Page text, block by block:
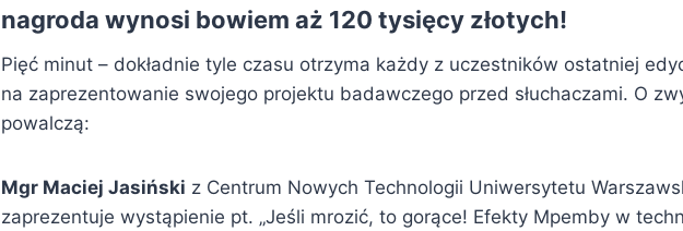
nagroda wynosi bowiem aż 120 tysięcy złotych!
Pięć minut – dokładnie tyle czasu otrzyma każdy z uczestników ostatniej
na zaprezentowanie swojego projektu badawczego przed słuchaczami. O
powalczą:
Mgr Maciej Jasiński z Centrum Nowych Technologii Uniwersytetu
zaprezentuje wystąpienie pt. „Jeśli mrozić, to gorące! Efekty Mpemby w